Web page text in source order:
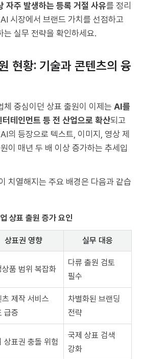
자주 발생하는 등록 거절 사유를 정리
시장에서 브랜드 가치를 선점하고
는 실무 전략을 확인하세요.
현황: 기술과 콘텐츠의 융
체 중심이던 상표 출원이 이제는 AI를
테인먼트 등 전 산업으로 확산되고
의 등장으로 텍스트, 이미지, 영상 제
이 매년 두 배 이상 증가하는 추세입
치열해지는 주요 배경은 다음과 같습
상표 출원 증가 요인
상표권 영향 실무 대응
상품 범위 복잡화
다류 출원 검토
필수
츠 제작 서비스
급증
차별화된 브랜딩
전략
상표권 충돌 위험
국제 상표 검색
강화